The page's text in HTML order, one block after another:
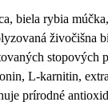
biela rybia
živočišna
stopových
L-karnitin,
prírodné